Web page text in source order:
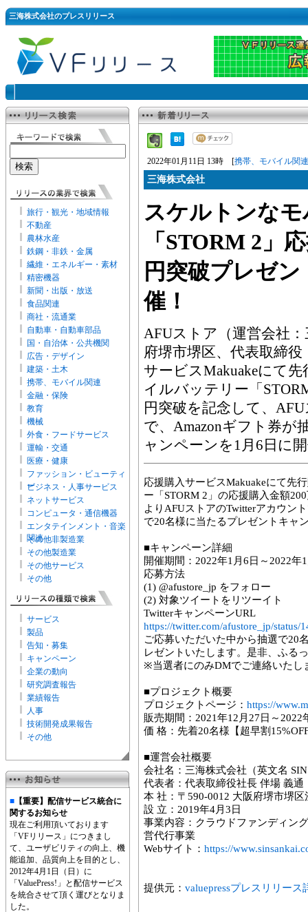
三海株式会社のプレスリリース
旅行・観光・地域情報
不動産
農林水産
鉄鋼・非鉄・金属
繊維・エネルギー・素材
精密機器
新聞・出版・放送
食品関連
商社・流通業
自動車・自動車部品
国・自治体・公共機関
広告・デザイン
建築・土木
携帯、モバイル関連
金融・保険
教育
機械
外食・フードサービス
運輸・交通
医療・健康
ファッション・ビューティ
ー
ビジネス・人事サービス
ネットサービス
コンピュータ・通信機器
エンタテインメント・音楽
関連
その他非製造業
その他製造業
その他サービス
その他
サービス
製品
告知・募集
キャンペーン
企業の動向
研究調査報告
業績報告
人事
技術開発成果報告
その他
■ 【重要】配信サービス統合に
関するお知らせ
現在ご利用頂いております
「VFリリース」につきまし
て、ユーザビリティの向上、機
能追加、品質向上を目的とし、
2012年4月1日（日）に
「ValuePress!」と配信サービス
を統合させて頂く運びとなりま
した。
2022年01月11日 13時 [携帯、モバイル関連
三海株式会社
スケルトンな
「STORM 2」
円突破プレゼ
催！
AFUストア（運営会社
府堺市堺区、代表取締
サービスMakuakeにて
イルバッテリー「
円突破を記念して、
で、Amazonギフト券が
ャンペーンを1月6日に
応援購入サービスMakuakeにて先
ー「STORM 2」の応援購入金額
よりAFUストアのTwitterアカウン
で20名様に当たるプレゼントキャ
■キャンペーン詳細
開催期間：2022年1月6日～2022年
応募方法
(1) @afustore_jp をフォロー
(2) 対象ツイートをリツーイト
TwitterキャンペーンURL
https://twitter.com/afustore_jp/status/
ご応募いただいた中から抽選で20
レゼントいたします。是非、ふる
※当選者にのみDMでご連絡いたし
■プロジェクト概要
プロジェクトページ： https://
販売期間：2021年12月27日～2022
価 格：先着20名様【超早割
■運営会社概要
会社名：三海株式会社（英文名
代表者：代表取締役社長 伴場 義通
本 社：〒590-0012 大阪府堺市堺
設 立：2019年4月3日
事業内容：クラウドファンディン
営代行事業
Webサイト： https://
提供元： valuepressプレスリリース